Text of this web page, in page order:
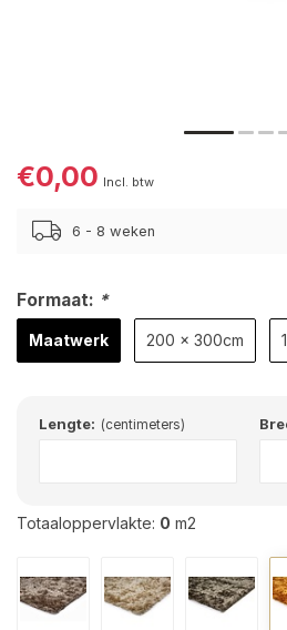
€0,00 Incl. btw
6 - 8 weken
Formaat: *
Maatwerk 200 x 300cm
Lengte: (centimeters)
Totaaloppervlakte: 0 m2